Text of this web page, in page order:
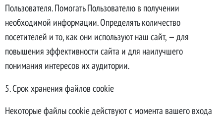
Пользователя. Помогать Пользователю в получении
необходимой информации. Определять количество
посетителей и то, как они используют наш сайт, — для
повышения эффективности сайта и для наилучшего
понимания интересов их аудитории.
5. Срок хранения файлов cookie
Некоторые файлы cookie действуют с момента вашего входа